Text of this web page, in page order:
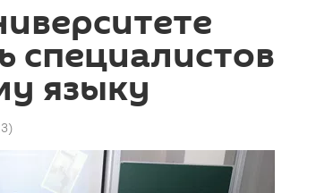
специалистов
языку
)